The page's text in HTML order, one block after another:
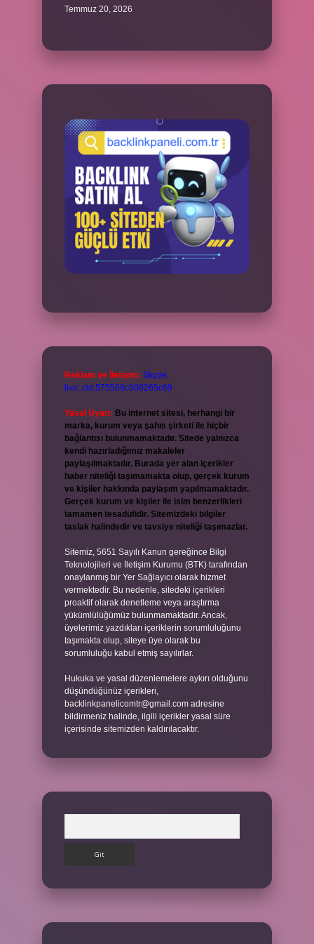
Temmuz 20, 2026
Reklam ve İletişim: Skype:
live:.cid.575569c608265c69
Yasal Uyarı: Bu internet sitesi, herhangi bir
marka, kurum veya şahıs şirketi ile hiçbir
bağlantısı bulunmamaktadır. Sitede yalnızca
kendi hazırladığımız makaleler
paylaşılmaktadır. Burada yer alan içerikler
haber niteliği taşımamakta olup, gerçek kurum
ve kişiler hakkında paylaşım yapılmamaktadır.
Gerçek kurum ve kişiler ile isim benzerlikleri
tamamen tesadüfidir. Sitemizdeki bilgiler
taslak halindedir ve tavsiye niteliği taşımazlar.
Sitemiz, 5651 Sayılı Kanun gereğince Bilgi
Teknolojileri ve İletişim Kurumu (BTK) tarafından
onaylanmış bir Yer Sağlayıcı olarak hizmet
vermektedir. Bu nedenle, sitedeki içerikleri
proaktif olarak denetleme veya araştırma
yükümlülüğümüz bulunmamaktadır. Ancak,
üyelerimiz yazdıkları içeriklerin sorumluluğunu
taşımakta olup, siteye üye olarak bu
sorumluluğu kabul etmiş sayılırlar.
Hukuka ve yasal düzenlemelere aykırı olduğunu
düşündüğünüz içerikleri,
backlinkpanelicomtr@gmail.com adresine
bildirmeniz halinde, ilgili içerikler yasal süre
içerisinde sitemizden kaldırılacaktır.